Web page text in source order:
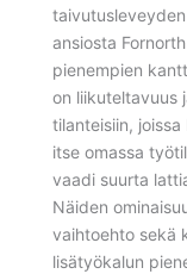
ansiosta
pienempien
on liikuteltavuus
tilanteisiin,
itse omassa
vaadi suurta
Näiden
vaihtoehto sekä
lisätyökalun